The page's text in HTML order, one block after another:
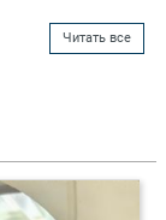
Читать все